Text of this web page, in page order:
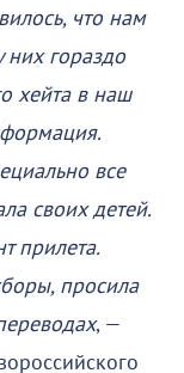
что нам
них гораздо
хейта в наш
все
своих детей.
прилета.
просила
, —